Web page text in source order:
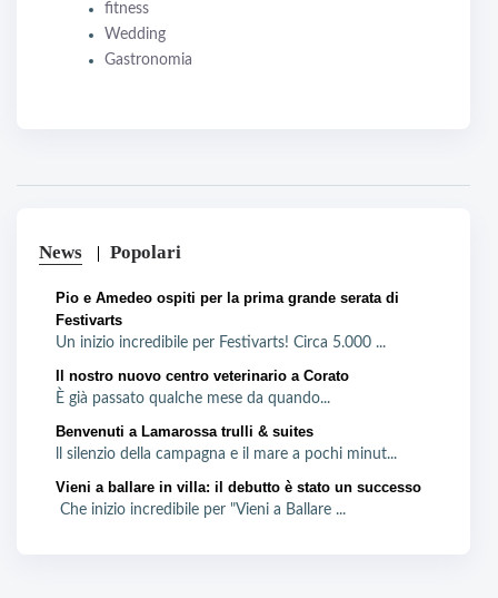
fitness
Wedding
Gastronomia
News Popolari
Pio e Amedeo ospiti per la prima grande serata di
Festivarts
Un inizio incredibile per Festivarts! Circa 5.000 ...
Il nostro nuovo centro veterinario a Corato
È già passato qualche mese da quando...
Benvenuti a Lamarossa trulli & suites
ll silenzio della campagna e il mare a pochi minut...
Vieni a ballare in villa: il debutto è stato un successo
Che inizio incredibile per "Vieni a Ballare ...